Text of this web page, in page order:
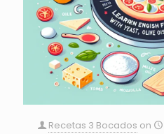
Recetas 3 Bocados on